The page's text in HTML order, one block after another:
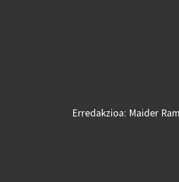
Erredakzioa: Maider